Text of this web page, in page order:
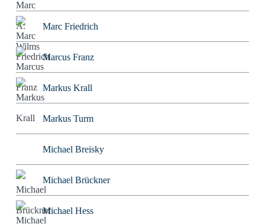
Marc Friedrich
Marcus Franz
Markus Krall
Markus Turm
Michael Breisky
Michael Brückner
Michael Hess